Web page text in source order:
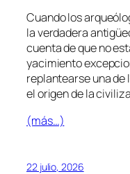
Cuando los
la verdadera
cuenta de que no
yacimiento
replantearse una de
el origen de la
(más…)
22 julio, 2026